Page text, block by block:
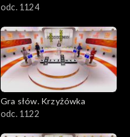
odc. 1124
Gra słów. Krzyżówka
odc. 1122